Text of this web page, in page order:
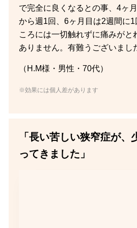
で完全に良くなるとの事、4ヶ
から週1回、6ヶ月目は2週間に
ころには一切触れずに痛みがと
ありません。有難うございまし
（H.M様・男性・70代）
※効果には個人差があります
「長い苦しい狭窄症が、
ってきました」